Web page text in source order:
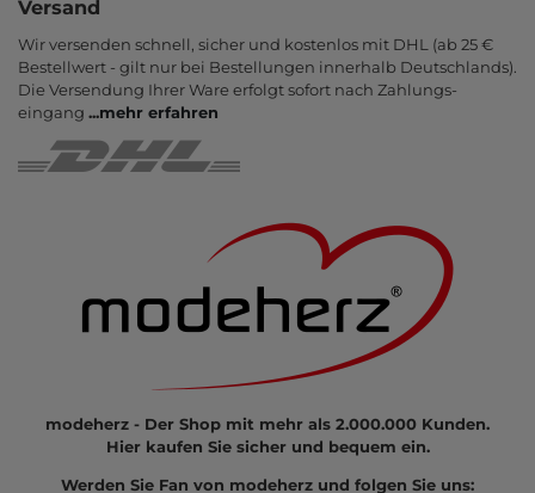
Versand
Wir versenden schnell, sicher und kostenlos mit DHL (ab 25 €
Bestell­wert - gilt nur bei Bestel­lungen inner­halb Deutsch­lands).
Die Ver­sendung Ihrer Ware er­folgt sofort nach Zahlungs­
eingang ...mehr erfahren
modeherz - Der Shop mit mehr als 2.000.000 Kunden.
Hier kaufen Sie sicher und bequem ein.
Werden Sie Fan von modeherz und folgen Sie uns: